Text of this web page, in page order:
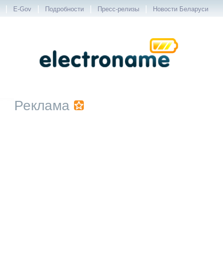
| E-Gov | Подробности | Пресс-релизы | Новости Беларуси
Реклама